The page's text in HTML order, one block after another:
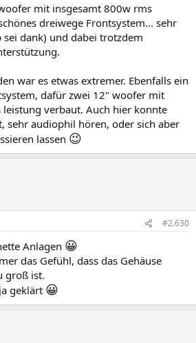
mit insgesamt 800w rms
dreiwege Frontsystem... sehr
dank) und dabei trotzdem
war es etwas extremer. Ebenfalls ein
dafür zwei 12" woofer mit
verbaut. Auch hier konnte
sehr audiophil hören, oder sich aber
lassen 😉
#2.630
Anlagen 😀
das Gefühl, dass das Gehäuse
groß ist.
geklärt 😀